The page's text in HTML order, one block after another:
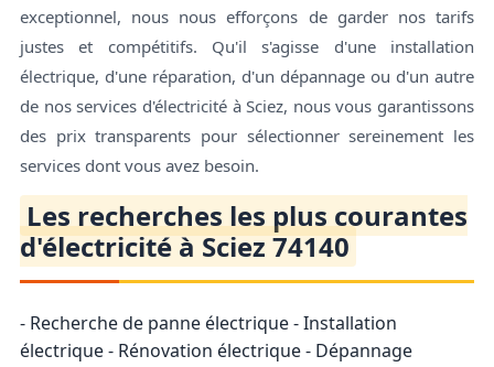
exceptionnel, nous nous efforçons de garder nos tarifs
justes et compétitifs. Qu'il s'agisse d'une installation
électrique, d'une réparation, d'un dépannage ou d'un autre
de nos services d'électricité à Sciez, nous vous garantissons
des prix transparents pour sélectionner sereinement les
services dont vous avez besoin.
Les recherches les plus courantes
d'électricité à Sciez 74140
- Recherche de panne électrique - Installation
électrique - Rénovation électrique - Dépannage